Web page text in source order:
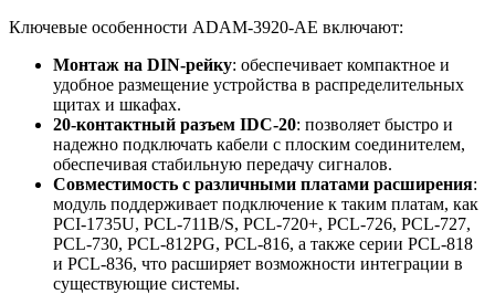
Ключевые особенности ADAM-3920-AE включают:
Монтаж на DIN-рейку: обеспечивает компактное и
удобное размещение устройства в распределительных
щитах и шкафах.
20-контактный разъем IDC-20: позволяет быстро и
надежно подключать кабели с плоским соединителем,
обеспечивая стабильную передачу сигналов.
Совместимость с различными платами расширения:
модуль поддерживает подключение к таким платам, как
PCI-1735U, PCL-711B/S, PCL-720+, PCL-726, PCL-727,
PCL-730, PCL-812PG, PCL-816, а также серии PCL-818
и PCL-836, что расширяет возможности интеграции в
существующие системы.